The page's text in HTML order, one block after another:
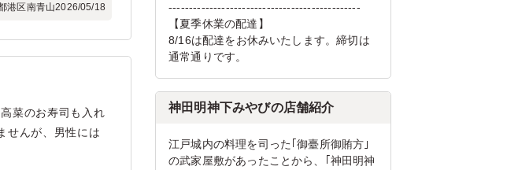
港区南青山2026/05/18
菜のお寿司も入れ
せんが、男性には
-----------------------------------------------
【夏季休業の配達】
8/16は配達をお休みいたします。締切は
通常通りです。
神田明神下みやびの店舗紹介
江戸城内の料理を司った｢御臺所御賄方｣
の武家屋敷があったことから、｢神田明神